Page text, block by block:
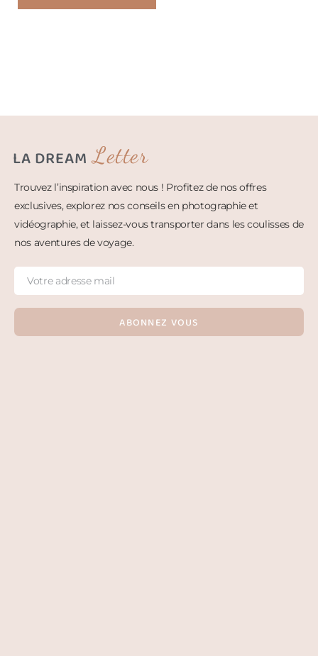
LA DREAM Letter
Trouvez l’inspiration avec nous ! Profitez de nos offres
exclusives, explorez nos conseils en photographie et
vidéographie, et laissez-vous transporter dans les coulisses de
nos aventures de voyage.
ABONNEZ VOUS